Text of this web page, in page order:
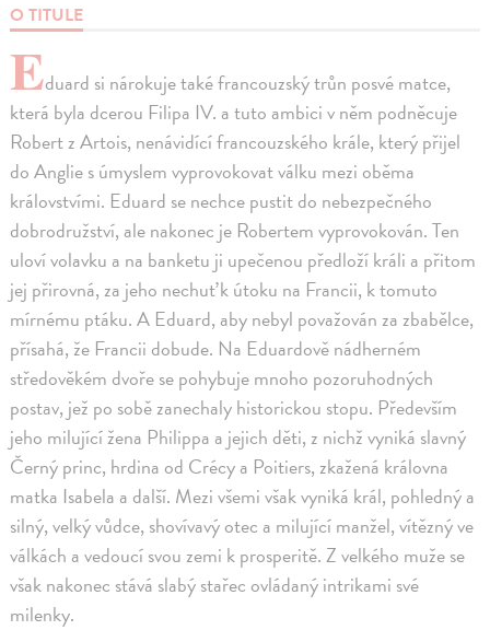
O TITULE
Eduard si nárokuje také francouzský trůn posvé matce,
která byla dcerou Filipa IV. a tuto ambici v něm podněcuje
Robert z Artois, nenávidící francouzského krále, který přijel
do Anglie s úmyslem vyprovokovat válku mezi oběma
královstvími. Eduard se nechce pustit do nebezpečného
dobrodružství, ale nakonec je Robertem vyprovokován. Ten
uloví volavku a na banketu ji upečenou předloží králi a přitom
jej přirovná, za jeho nechuť k útoku na Francii, k tomuto
mírnému ptáku. A Eduard, aby nebyl považován za zbabělce,
přísahá, že Francii dobude. Na Eduardově nádherném
středověkém dvoře se pohybuje mnoho pozoruhodných
postav, jež po sobě zanechaly historickou stopu. Především
jeho milující žena Philippa a jejich děti, z nichž vyniká slavný
Černý princ, hrdina od Crécy a Poitiers, zkažená královna
matka Isabela a další. Mezi všemi však vyniká král, pohledný a
silný, velký vůdce, shovívavý otec a milující manžel, vítězný ve
válkách a vedoucí svou zemi k prosperitě. Z velkého muže se
však nakonec stává slabý stařec ovládaný intrikami své
milenky.